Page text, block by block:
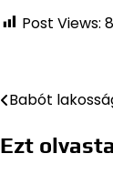
Post Views:
Bejegyzés
navigáció
Babót
Ezt